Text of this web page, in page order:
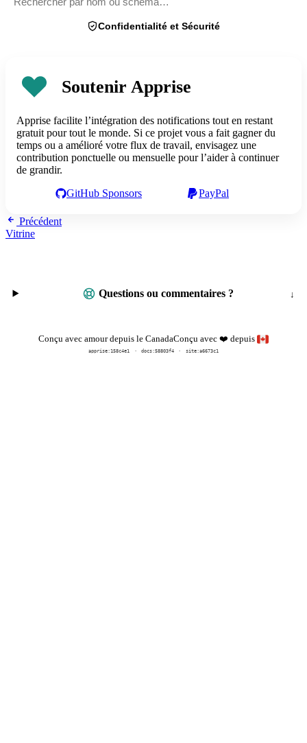
Confidentialité et Sécurité
Soutenir Apprise
Apprise facilite l’intégration des notifications tout en restant
gratuit pour tout le monde. Si ce projet vous a fait gagner du
temps ou a amélioré votre flux de travail, envisagez une
contribution ponctuelle ou mensuelle pour l’aider à continuer
de grandir.
GitHub Sponsors
PayPal
Précédent
Vitrine
Questions ou commentaires ?
Conçu avec amour depuis le CanadaConçu avec ❤️ depuis
apprise:158c4e1 docs:58803f4 site:a6673c1